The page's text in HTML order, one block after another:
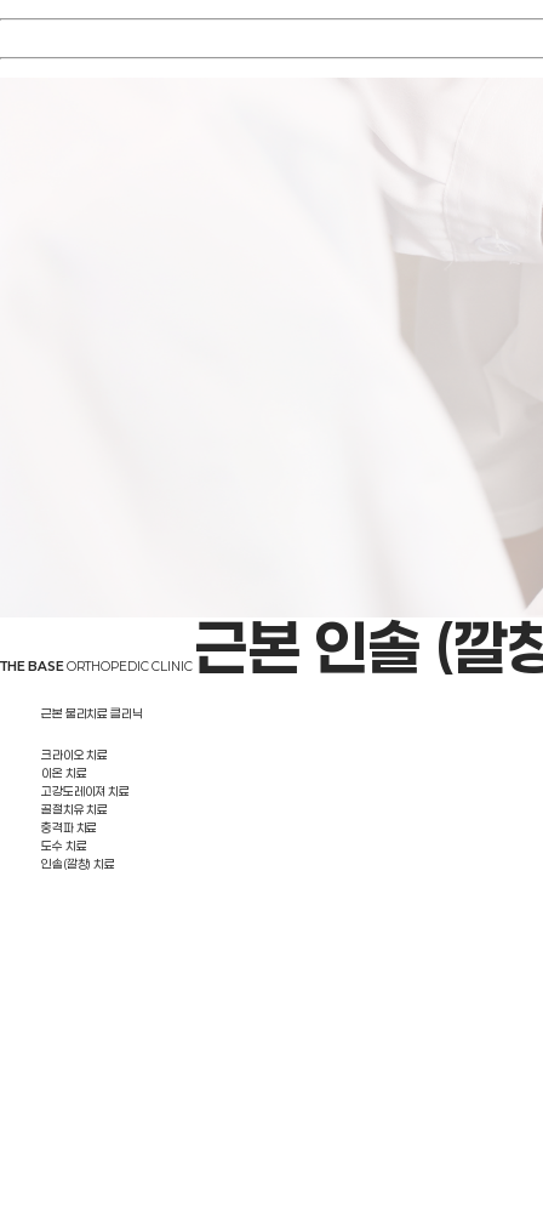
THE BASEORTHOPEDIC CLINIC 근본 인솔 (깔
근본 물리치료 클리닉
크라이오 치료
이온 치료
고강도레이져 치료
골절치유 치료
충격파 치료
도수 치료
인솔(깔창) 치료